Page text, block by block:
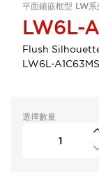
平面鑲嵌框型 LW
LW6L-
Flush
LW6L-A1C63MS
選擇數量